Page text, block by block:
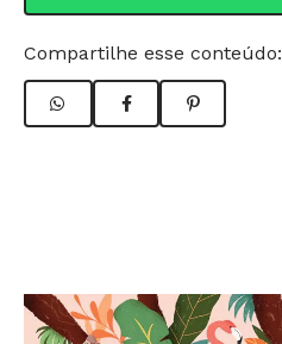
Compartilhe esse conteúdo: